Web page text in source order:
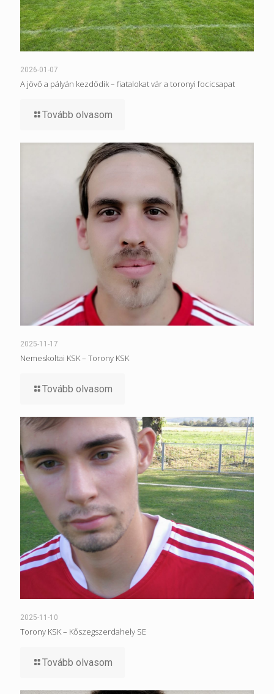
2026-01-07
A jövő a pályán kezdődik – fiatalokat vár a toronyi focicsapat
Tovább olvasom
2025-11-17
Nemeskoltai KSK – Torony KSK
Tovább olvasom
2025-11-10
Torony KSK – Kőszegszerdahely SE
Tovább olvasom